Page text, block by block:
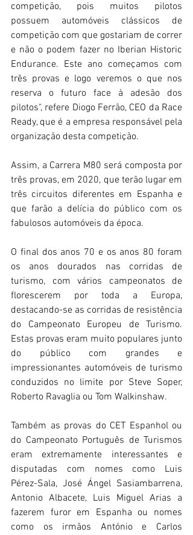
competição, pois muitos pilotos
possuem automóveis clássicos de
competição com que gostariam de correr
e não o podem fazer no Iberian Historic
Endurance. Este ano começamos com
três provas e logo veremos o que nos
reserva o futuro face à adesão dos
pilotos", refere Diogo Ferrão, CEO da Race
Ready, que é a empresa responsável pela
organização desta competição.
Assim, a Carrera M80 será composta por
três provas, em 2020, que terão lugar em
três circuitos diferentes em Espanha e
que farão a delícia do público com os
fabulosos automóveis da época.
O final dos anos 70 e os anos 80 foram
os anos dourados nas corridas de
turismo, com vários campeonatos de
florescerem por toda a Europa,
destacando-se as corridas de resistência
do Campeonato Europeu de Turismo.
Estas provas eram muito populares junto
do público com grandes e
impressionantes automóveis de turismo
conduzidos no limite por Steve Soper,
Roberto Ravaglia ou Tom Walkinshaw.
Também as provas do CET Espanhol ou
do Campeonato Português de Turismos
eram extremamente interessantes e
disputadas com nomes como Luis
Pérez-Sala, José Ángel Sasiambarrena,
Antonio Albacete, Luis Miguel Arias a
fazerem furor em Espanha ou nomes
como os irmãos António e Carlos